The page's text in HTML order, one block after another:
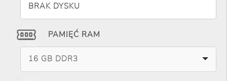
BRAK DYSKU
PAMIĘĆ RAM
16 GB DDR3